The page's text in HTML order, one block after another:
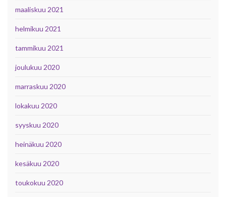
maaliskuu 2021
helmikuu 2021
tammikuu 2021
joulukuu 2020
marraskuu 2020
lokakuu 2020
syyskuu 2020
heinäkuu 2020
kesäkuu 2020
toukokuu 2020